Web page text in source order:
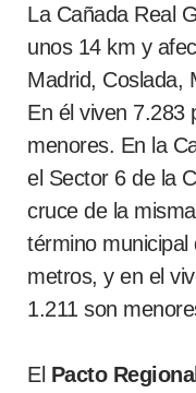
La Cañada Real
unos 14 km y
Madrid, Coslada,
En él viven 7.283
menores. En la
el Sector 6 de la
cruce de la
término
metros, y en el
1.211 son
El Pacto